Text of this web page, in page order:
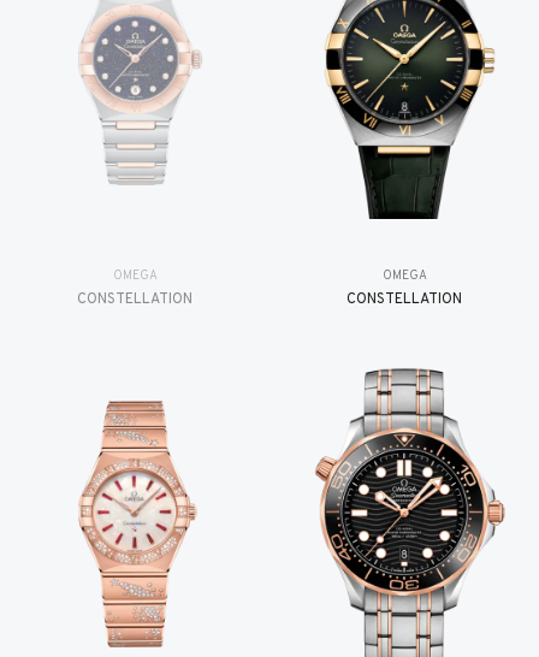
OMEGA
CONSTELLATION
OMEGA
CONSTELLATION